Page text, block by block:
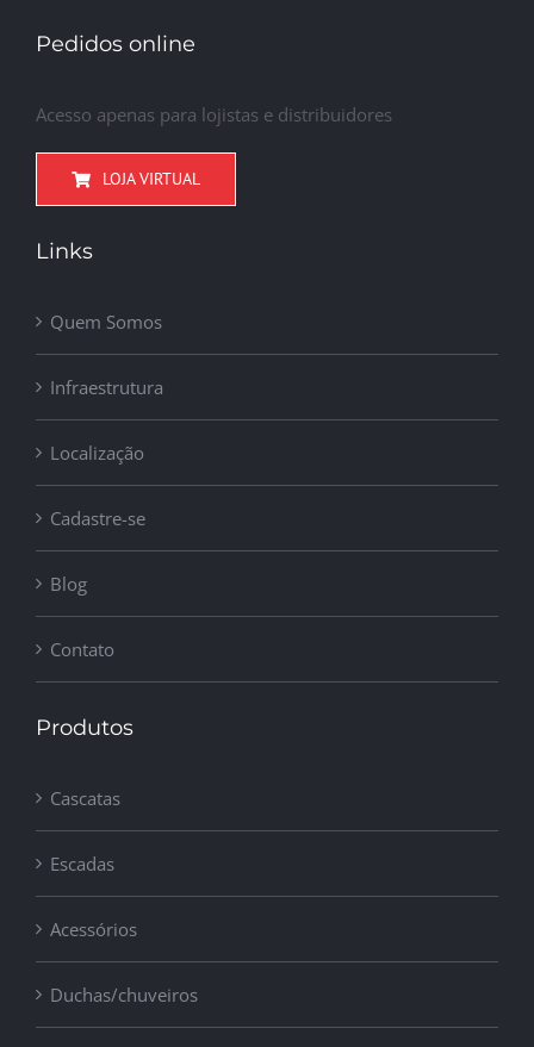
Pedidos online
Acesso apenas para lojistas e distribuidores
LOJA VIRTUAL
Links
Quem Somos
Infraestrutura
Localização
Cadastre-se
Blog
Contato
Produtos
Cascatas
Escadas
Acessórios
Duchas/chuveiros